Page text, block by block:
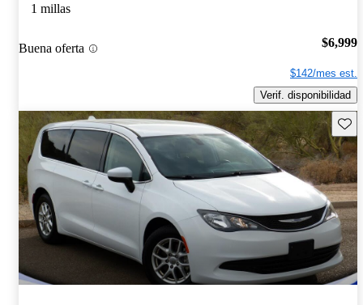
1 millas
Buena oferta $6,999
$142/mes est.
Verif. disponibilidad